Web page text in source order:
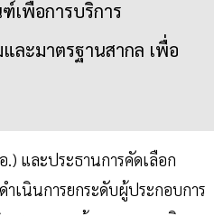
เพื่อการบริการ
ละมาตรฐานสากล เพื่อ
และประธานการคัดเลือก
เนินการยกระดับผู้ประกอบการ